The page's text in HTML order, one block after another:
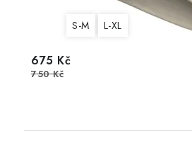
S-M L-XL
675 Kč
750 Kč